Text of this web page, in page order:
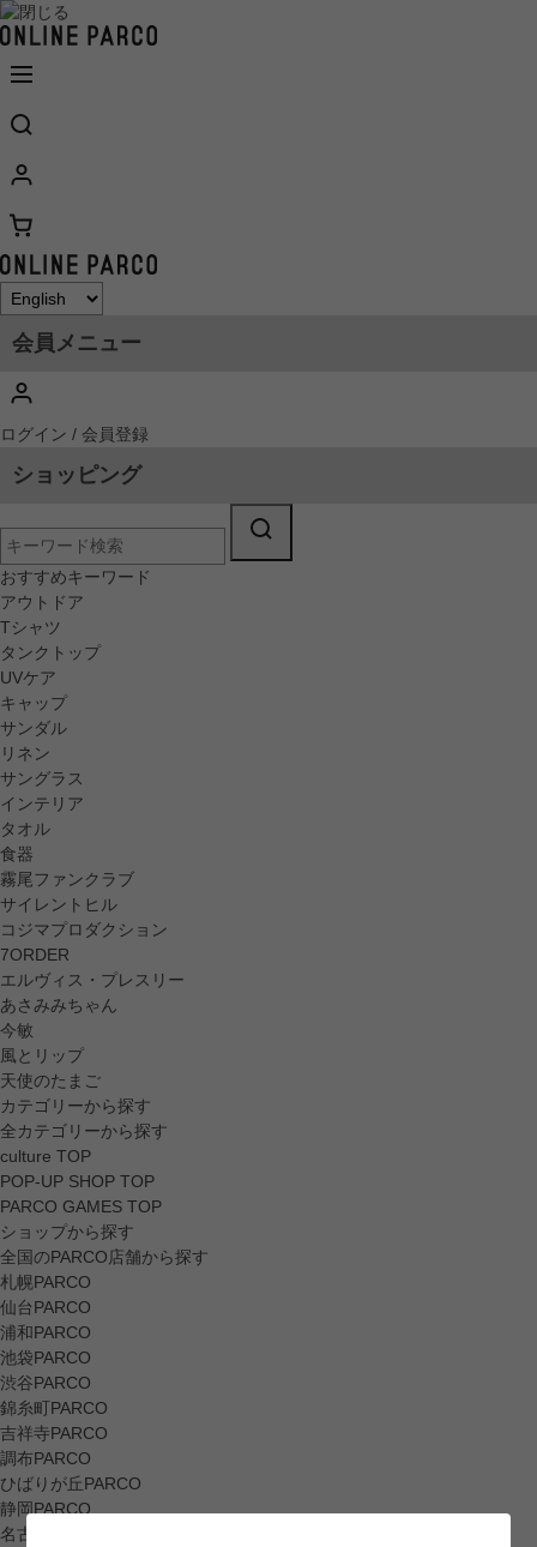
会員メニュー
ログイン / 会員登録
ショッピング
おすすめキーワード
アウトドア
Tシャツ
タンクトップ
UVケア
キャップ
サンダル
リネン
サングラス
インテリア
タオル
食器
霧尾ファンクラブ
サイレントヒル
コジマプロダクション
7ORDER
エルヴィス・プレスリー
あさみみちゃん
今敏
風とリップ
天使のたまご
カテゴリーから探す
全カテゴリーから探す
culture TOP
POP-UP SHOP TOP
PARCO GAMES TOP
ショップから探す
全国のPARCO店舗から探す
札幌PARCO
仙台PARCO
浦和PARCO
池袋PARCO
渋谷PARCO
錦糸町PARCO
吉祥寺PARCO
調布PARCO
ひばりが丘PARCO
静岡PARCO
名古屋PARCO